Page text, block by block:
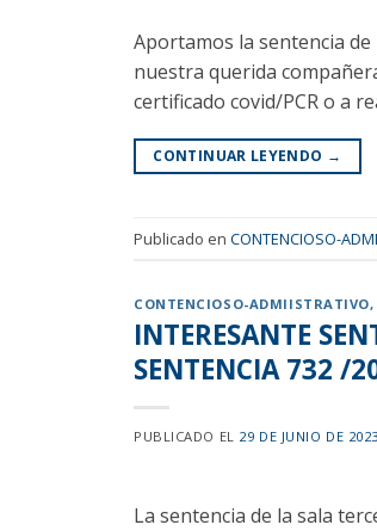
Aportamos la sentencia de
nuestra querida
certificado covid/PCR o a
CONTINUAR LEYENDO →
Publicado en CONTENCIOSO-
CONTENCIOSO-ADMIISTRATIVO,
INTERESANTE
SENTENCIA 732 /
PUBLICADO EL 29 DE JUNIO DE 2023
La sentencia de la sala